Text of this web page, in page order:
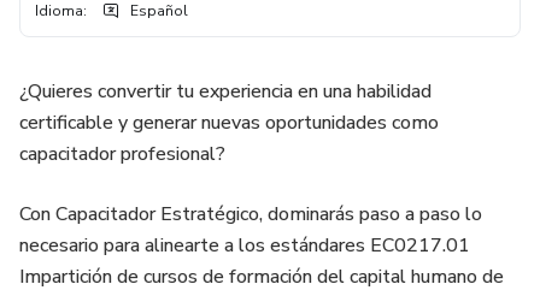
Idioma: Español
¿Quieres convertir tu experiencia en una habilidad
certificable y generar nuevas oportunidades como
capacitador profesional?
Con Capacitador Estratégico, dominarás paso a paso lo
necesario para alinearte a los estándares EC0217.01
Impartición de cursos de formación del capital humano de